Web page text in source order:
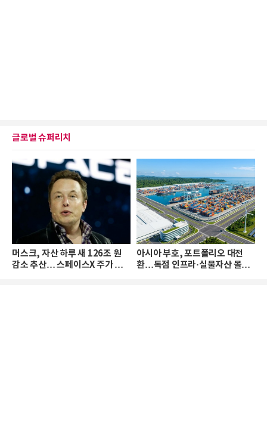
글로벌 슈퍼리치
머스크, 자산 하루 새 126조 원
감소 추산… 스페이스X 주가 하
아시아 부호, 포트폴리오 대전
환…독점 인프라·실물자산 몰린